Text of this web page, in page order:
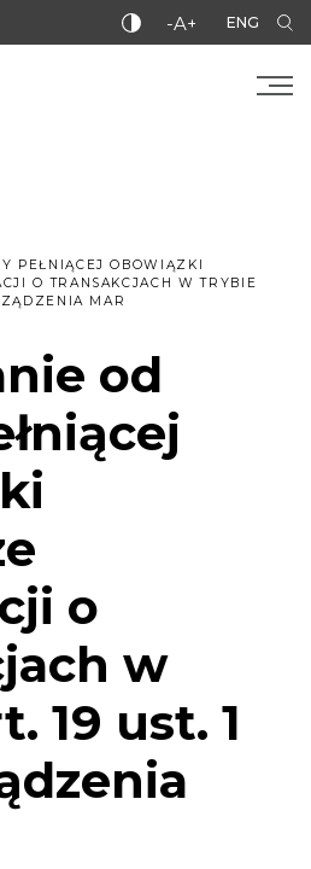
-A+ ENG
PEŁNIĄCEJ OBOWIĄZKI
O TRANSAKCJACH W TRYBIE
MAR
od
o
w
19 ust. 1